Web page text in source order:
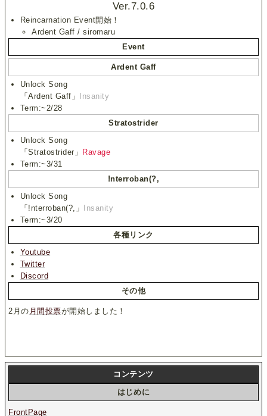
Ver.7.0.6
Reincarnation Event開始！
Ardent Gaff / siromaru
Event
Ardent Gaff
Unlock Song
「Ardent Gaff」
Insanity
Term:~2/28
Stratostrider
Unlock Song
「Stratostrider」 Ravage
Term:~3/31
!nterroban(?,
Unlock Song
「!nterroban(?,」
Insanity
Term:~3/20
各種リンク
Youtube
Twitter
Discord
その他
2月の 月間投票が開始しました！
コンテンツ
はじめに
FrontPage